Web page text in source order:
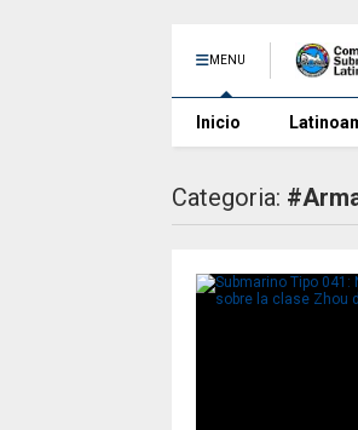
MENU
Inicio
Categoria: